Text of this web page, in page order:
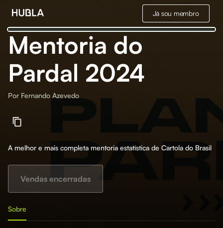
Já sou membro
Mentoria do
Pardal 2024
Por Fernando Azevedo
A melhor e mais completa mentoria estatística de Cartola do Brasil
Vendas encerradas
Sobre